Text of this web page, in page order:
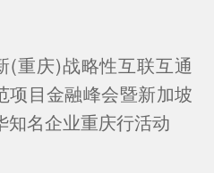
(重庆)战略性互联互通
项目金融峰会暨新加坡
知名企业重庆行活动